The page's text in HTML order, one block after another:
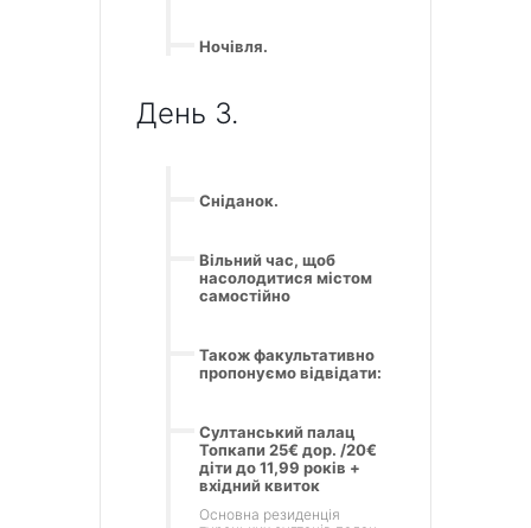
Ночівля.
День 3.
Сніданок.
Вільний час, щоб
насолодитися містом
самостійно
Також факультативно
пропонуємо відвідати:
Султанський палац
Топкапи 25€ дор. /20€
діти до 11,99 років +
вхідний квиток
Основна резиденція